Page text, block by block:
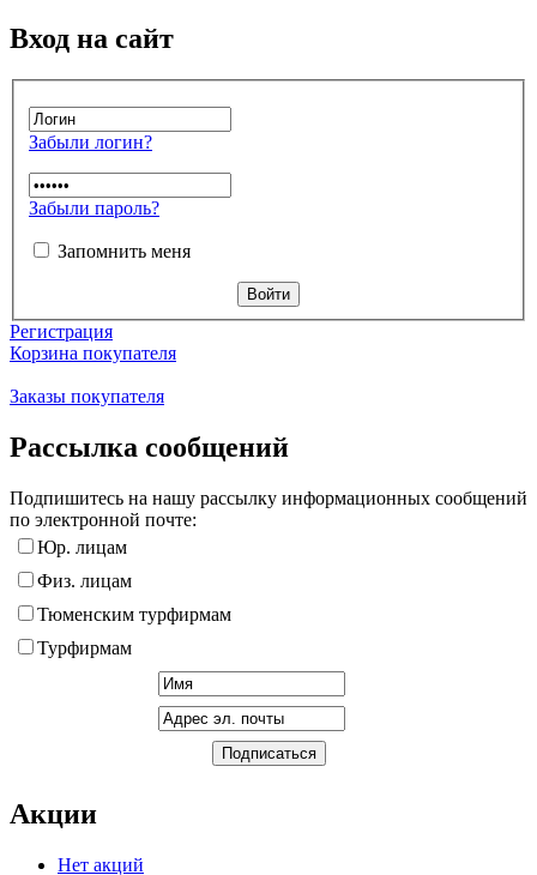
Вход на сайт
Забыли логин?
Забыли пароль?
Запомнить меня
Регистрация
Корзина покупателя
Заказы покупателя
Рассылка сообщений
Подпишитесь на нашу рассылку информационных сообщений
по электронной почте:
Юр. лицам
Физ. лицам
Тюменским турфирмам
Турфирмам
Акции
Нет акций